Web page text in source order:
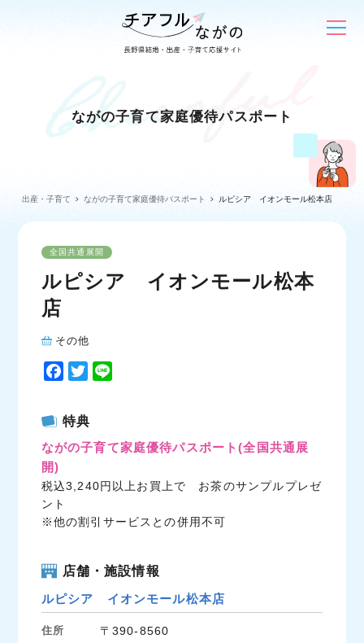
ながの子育て家庭優待パスポート
出産・子育て ながの子育て家庭優待パスポート ルピシア イオンモール松本店
全国共通展開
ルピシア イオンモール松本
店
その他
F
e
b
o
T
t
t
r
特典
ながの子育て家庭優待パスポート(全国共通展
開)
税込3,240円以上お買上で お茶のサンプルプレゼ
ント
※他の割引サービスとの併用不可
店舗・施設情報
ルピシア イオンモール松本店
住所
〒390-8560